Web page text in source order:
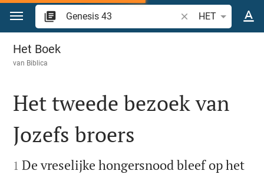
Spring naar inhoud
Zoek Bijbelvers of
HET
Genesis 43
Het Boek
van Biblica

Het tweede bezoek van
Jozefs broers

1 De vreselijke hongersnood bleef op het